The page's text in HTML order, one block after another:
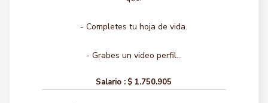
- Completes tu hoja de vida.
- Grabes un video perfil...
Salario : $ 1.750.905